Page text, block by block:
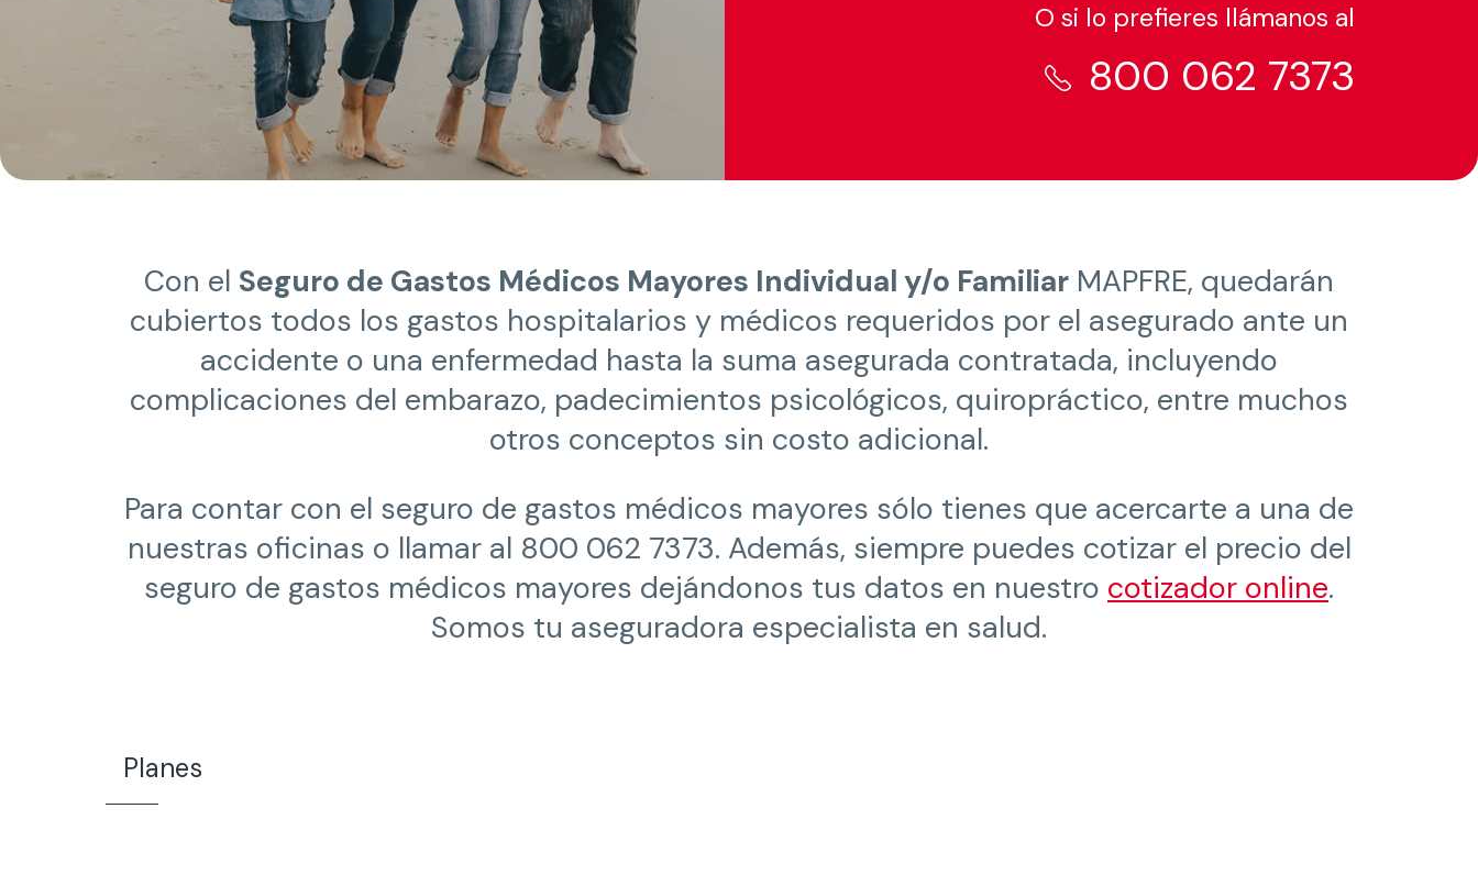
O si lo prefieres llámanos al
800 062 7373
Con el Seguro de Gastos Médicos Mayores Individual y/o Familiar MAPFRE, quedarán
cubiertos todos los gastos hospitalarios y médicos requeridos por el asegurado ante un
accidente o una enfermedad hasta la suma asegurada contratada, incluyendo
complicaciones del embarazo, padecimientos psicológicos, quiropráctico, entre muchos
otros conceptos sin costo adicional.
Para contar con el seguro de gastos médicos mayores sólo tienes que acercarte a una de
nuestras oficinas o llamar al 800 062 7373. Además, siempre puedes cotizar el precio del
seguro de gastos médicos mayores dejándonos tus datos en nuestro cotizador online.
Somos tu aseguradora especialista en salud.
Planes